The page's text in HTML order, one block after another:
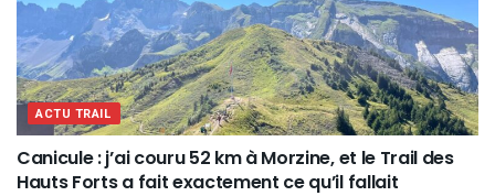
ACTU TRAIL
Canicule : j’ai couru 52 km à Morzine, et le Trail des
Hauts Forts a fait exactement ce qu’il fallait